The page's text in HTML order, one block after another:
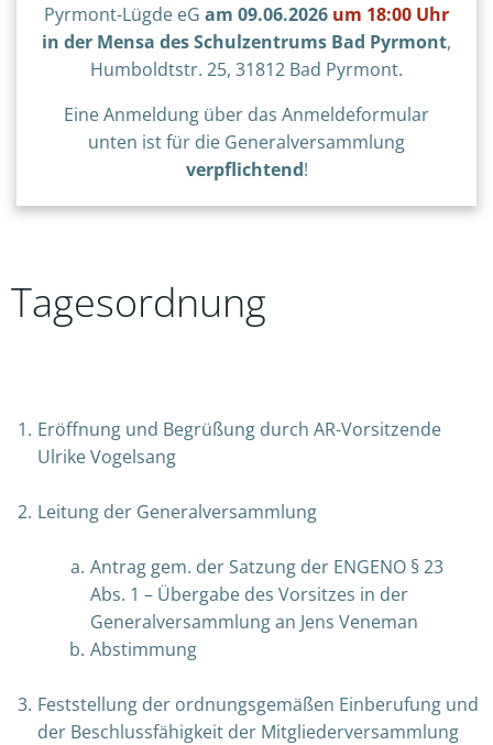
Pyrmont-Lügde eG am 09.06.2026 um 18:00 Uhr
in der Mensa des Schulzentrums Bad Pyrmont,
Humboldtstr. 25, 31812 Bad Pyrmont.
Eine Anmeldung über das Anmeldeformular
unten ist für die Generalversammlung
verpflichtend!
Tagesordnung
Eröffnung und Begrüßung durch AR-Vorsitzende
Ulrike Vogelsang
Leitung der Generalversammlung
Antrag gem. der Satzung der ENGENO § 23
Abs. 1 – Übergabe des Vorsitzes in der
Generalversammlung an Jens Veneman
Abstimmung
Feststellung der ordnungsgemäßen Einberufung und
der Beschlussfähigkeit der Mitgliederversammlung